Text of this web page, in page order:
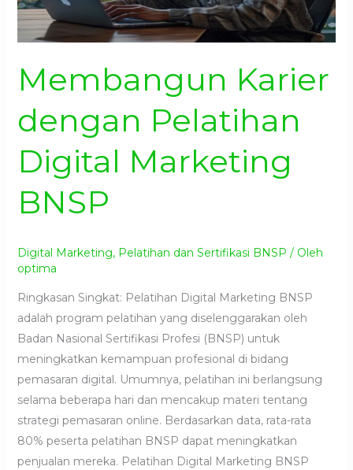
Membangun Karier
dengan Pelatihan
Digital Marketing
BNSP
Digital Marketing, Pelatihan dan Sertifikasi BNSP / Oleh
optima
Ringkasan Singkat: Pelatihan Digital Marketing BNSP
adalah program pelatihan yang diselenggarakan oleh
Badan Nasional Sertifikasi Profesi (BNSP) untuk
meningkatkan kemampuan profesional di bidang
pemasaran digital. Umumnya, pelatihan ini berlangsung
selama beberapa hari dan mencakup materi tentang
strategi pemasaran online. Berdasarkan data, rata-rata
80% peserta pelatihan BNSP dapat meningkatkan
penjualan mereka. Pelatihan Digital Marketing BNSP